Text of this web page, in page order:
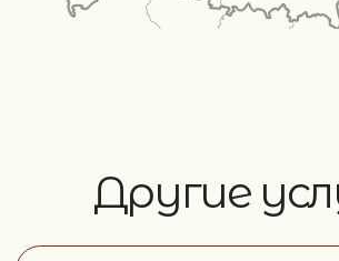
// ЧПТУП "ОбновимМебель"
Св. о регистрации от 10.03.2026
Юридический адрес: Минская обл., г. Слуцк,